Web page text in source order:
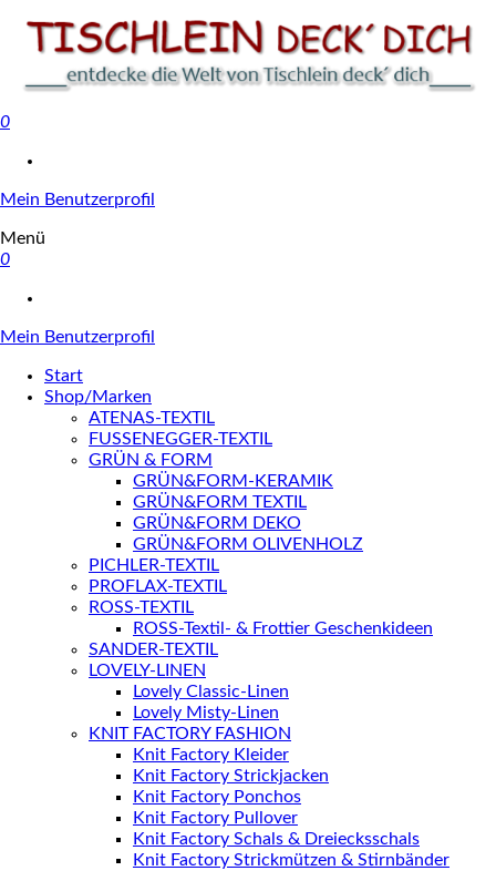
0
Mein Benutzerprofil
Menü
0
Mein Benutzerprofil
Start
Shop/Marken
ATENAS-TEXTIL
FUSSENEGGER-TEXTIL
GRÜN & FORM
GRÜN&FORM-KERAMIK
GRÜN&FORM TEXTIL
GRÜN&FORM DEKO
GRÜN&FORM OLIVENHOLZ
PICHLER-TEXTIL
PROFLAX-TEXTIL
ROSS-TEXTIL
ROSS-Textil- & Frottier Geschenkideen
SANDER-TEXTIL
LOVELY-LINEN
Lovely Classic-Linen
Lovely Misty-Linen
KNIT FACTORY FASHION
Knit Factory Kleider
Knit Factory Strickjacken
Knit Factory Ponchos
Knit Factory Pullover
Knit Factory Schals & Dreiecksschals
Knit Factory Strickmützen & Stirnbänder